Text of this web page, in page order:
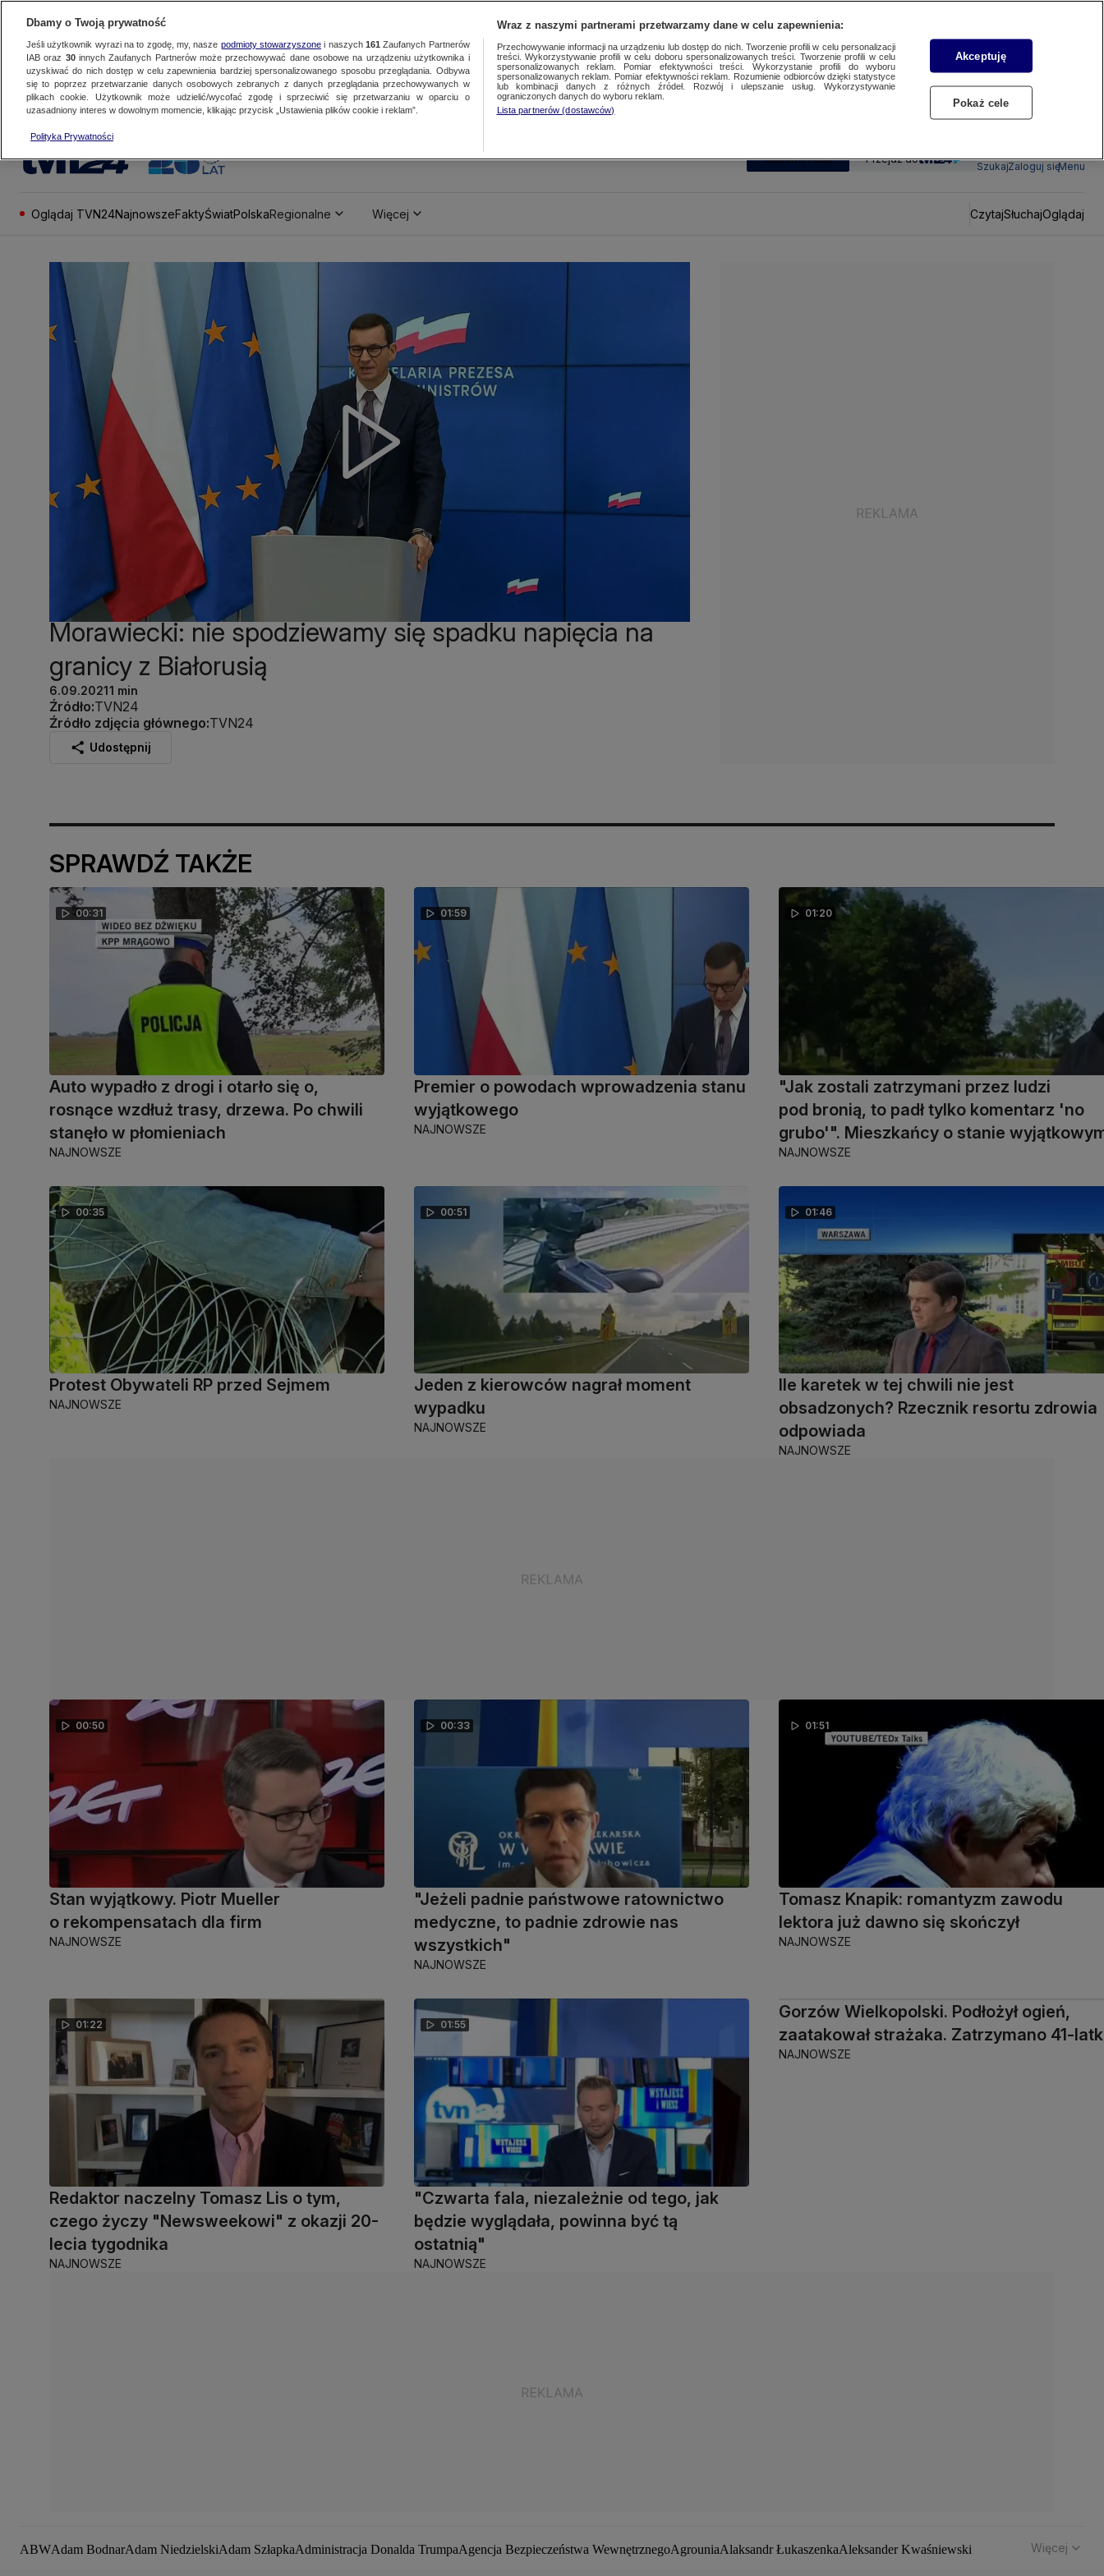
SUBSKRYBUJ Przejdź do
SzukajZaloguj sięMenu
Oglądaj TVN24NajnowszeFaktyŚwiatPolskaRegionalne Więcej CzytajSłuchajOglądaj
Morawiecki: nie spodziewamy się spadku napięcia na
granicy z Białorusią
6.09.20211 min
Źródło:TVN24
Źródło zdjęcia głównego:TVN24
Udostępnij
SPRAWDŹ TAKŻE
00:31
Auto wypadło z drogi i otarło się o,
rosnące wzdłuż trasy, drzewa. Po chwili
stanęło w płomieniach
NAJNOWSZE
01:59
Premier o powodach wprowadzenia stanu
wyjątkowego
NAJNOWSZE
01:20
"Jak zostali zatrzymani przez ludzi
pod bronią, to padł tylko komentarz 'no
grubo'". Mieszkańcy o stanie
NAJNOWSZE
00:35
Protest Obywateli RP przed Sejmem
NAJNOWSZE
00:51
Jeden z kierowców nagrał moment
wypadku
NAJNOWSZE
01:46
Ile karetek w tej chwili nie jest
obsadzonych? Rzecznik resortu zdrowia
odpowiada
NAJNOWSZE
00:50
Stan wyjątkowy. Piotr Mueller
o rekompensatach dla firm
NAJNOWSZE
00:33
"Jeżeli padnie państwowe ratownictwo
medyczne, to padnie zdrowie nas
wszystkich"
NAJNOWSZE
01:51
Tomasz Knapik: romantyzm zawodu
lektora już dawno się skończył
NAJNOWSZE
01:22
Redaktor naczelny Tomasz Lis o tym,
czego życzy "Newsweekowi" z okazji 20-
lecia tygodnika
NAJNOWSZE
01:55
"Czwarta fala, niezależnie od tego, jak
będzie wyglądała, powinna być tą
ostatnią"
NAJNOWSZE
Gorzów Wielkopolski. Podłożył ogień,
zaatakował strażaka. Zatrzymano 41-
NAJNOWSZE
ABWAdam BodnarAdam NiedzielskiAdam SzłapkaAdministracja Donalda TrumpaAgencja Bezpieczeństwa WewnętrznegoAgrouniaAlaksandr ŁukaszenkaAleksander Kwaśniewski
Więcej
Dbamy o Twoją prywatność
Jeśli użytkownik wyrazi na to zgodę, my, nasze podmioty stowarzyszonei naszych 161 Zaufanych Partnerów
IAB oraz 30innych Zaufanych Partnerów może przechowywać dane osobowe na urządzeniu użytkownika i
uzyskiwać do nich dostęp w celu zapewnienia bardziej spersonalizowanego sposobu przeglądania. Odbywa
się to poprzez przetwarzanie danych osobowych zebranych z danych przeglądania przechowywanych w
plikach cookie. Użytkownik może udzielić/wycofać zgodę i sprzeciwić się przetwarzaniu w oparciu o
uzasadniony interes w dowolnym momencie, klikając przycisk „Ustawienia plików cookie i reklam”.
Polityka Prywatności
Wraz z naszymi partnerami przetwarzamy dane w celu zapewnienia:
Przechowywanie informacji na urządzeniu lub dostęp do nich. Tworzenie profili w celu personalizacji
treści. Wykorzystywanie profili w celu doboru spersonalizowanych treści. Tworzenie profili w celu
spersonalizowanych reklam. Pomiar efektywności treści. Wykorzystanie profili do wyboru
spersonalizowanych reklam. Pomiar efektywności reklam. Rozumienie odbiorców dzięki statystyce
lub kombinacji danych z różnych źródeł. Rozwój i ulepszanie usług. Wykorzystywanie
ograniczonych danych do wyboru reklam.
Lista partnerów (dostawców)
Akceptuję
Pokaż cele